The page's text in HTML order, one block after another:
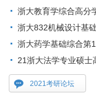
浙大教育学综合高分
浙大832机械设计基
浙大药学基础综合第
21浙大法学专业硕士
2021考研论坛